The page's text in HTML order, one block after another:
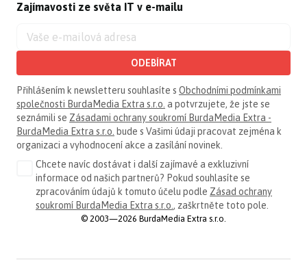
Zajímavosti ze světa IT v e-mailu
ODEBÍRAT
Přihlášením k newsletteru souhlasíte s Obchodními podmínkami
společnosti BurdaMedia Extra s.r.o. a potvrzujete, že jste se
seznámili se Zásadami ochrany soukromí BurdaMedia Extra -
BurdaMedia Extra s.r.o. bude s Vašimi údaji pracovat zejména k
organizaci a vyhodnocení akce a zasílání novinek.
Chcete navíc dostávat i další zajímavé a exkluzivní
informace od našich partnerů? Pokud souhlasíte se
zpracováním údajů k tomuto účelu podle Zásad ochrany
soukromí BurdaMedia Extra s.r.o., zaškrtněte toto pole.
© 2003—2026 BurdaMedia Extra s.r.o.